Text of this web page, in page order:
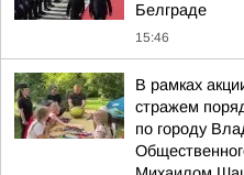
Белграде
15:46
В рамках
стражем
по городу